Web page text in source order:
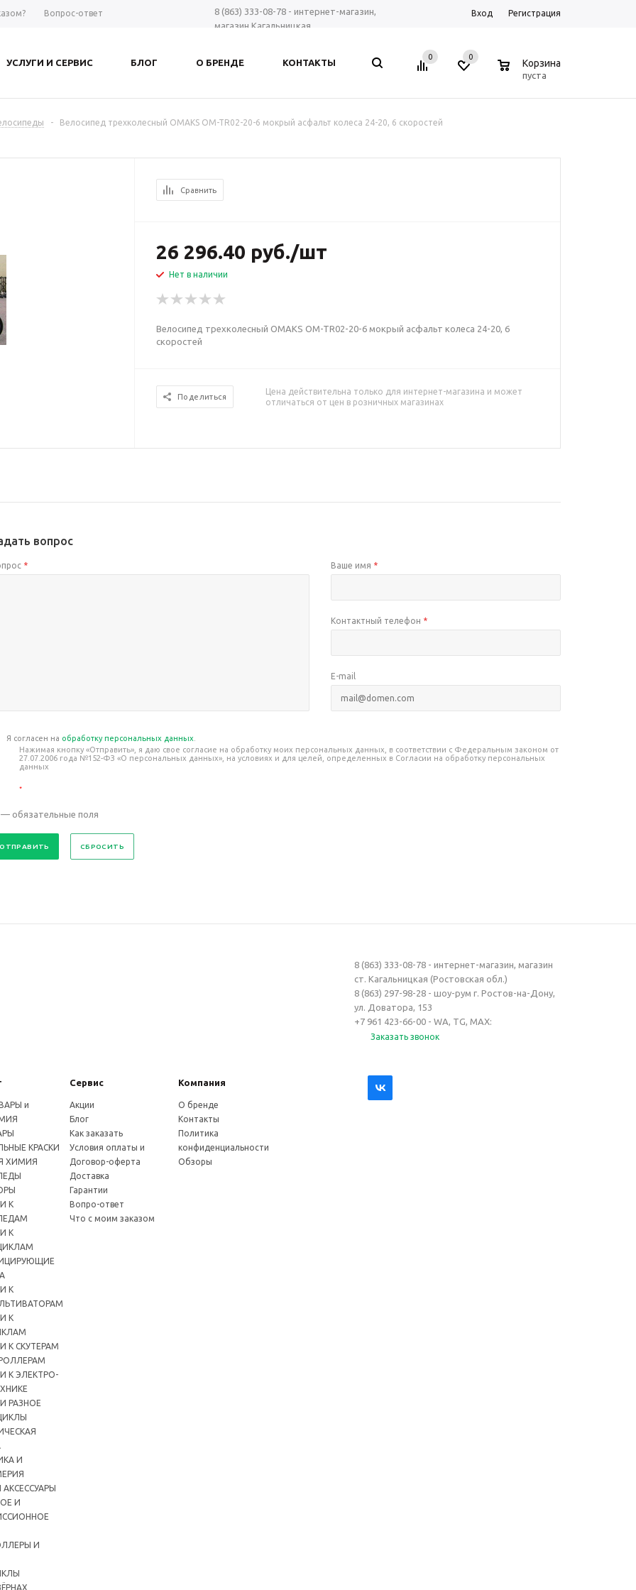
Вопрос-ответ
8 (863) 333-08-78 - интернет-магазин,
магазин Кагальницкая
+7 961 423-66-00 - MAX, Telegram, WhatsApp
Вход Регистрация
УСЛУГИ И СЕРВИС БЛОГ О БРЕНДЕ КОНТАКТЫ
0 0
Корзина
пуста
- Велосипед трехколесный OMAKS OM-TR02-20-6 мокрый асфальт колеса 24-20, 6 скоростей
Сравнить
26 296.40 руб./шт
Нет в наличии
Велосипед трехколесный OMAKS OM-TR02-20-6 мокрый асфальт колеса 24-20, 6
скоростей
Поделиться
Цена действительна только для интернет-магазина и может
отличаться от цен в розничных магазинах
вопрос
* Ваше имя *
Контактный телефон *
E-mail
Я согласен на обработку персональных данных
Нажимая кнопку «Отправить», я даю свое согласие на обработку моих персональных данных, в соответствии с Федеральным законом от
27.07.2006 года №152-ФЗ «О персональных данных», на условиях и для целей, определенных в Согласии на обработку персональных
данных
*
обязательные поля
СБРОСИТЬ
8 (863) 333-08-78 - интернет-магазин, магазин
ст. Кагальницкая (Ростовская обл.)
8 (863) 297-98-28 - шоу-рум г. Ростов-на-Дону,
ул. Доватора, 153
+7 961 423-66-00 - WA, TG, MAX:
Заказать звонок
Сервис Компания
и
КРАСКИ
ХИМИЯ
К
К
К
К
К СКУТЕРАМ
К ЭЛЕКТРО-
РАЗНОЕ
И
И
И
Акции
Блог
Как заказать
Условия оплаты и
Договор-оферта
Доставка
Гарантии
Вопро-ответ
Что с моим заказом
О бренде
Контакты
Политика
конфиденциальности
Обзоры